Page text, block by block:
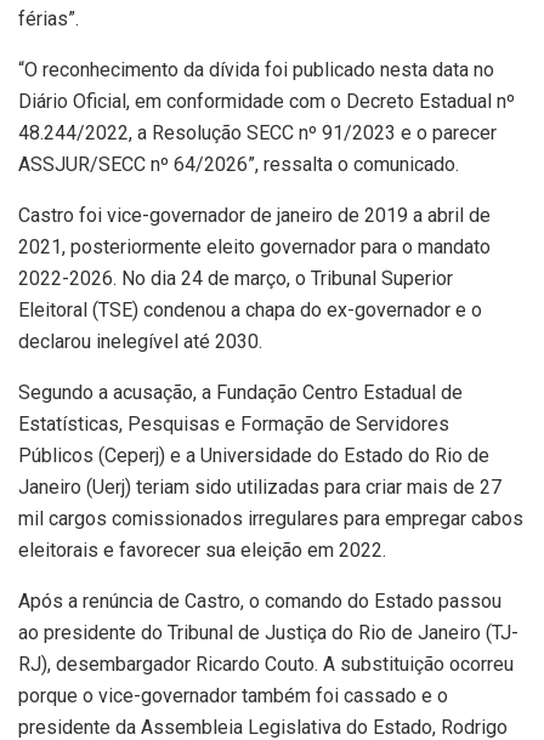
férias”.
“O reconhecimento da dívida foi publicado nesta data no
Diário Oficial, em conformidade com o Decreto Estadual nº
48.244/2022, a Resolução SECC nº 91/2023 e o parecer
ASSJUR/SECC nº 64/2026”, ressalta o comunicado.
Castro foi vice-governador de janeiro de 2019 a abril de
2021, posteriormente eleito governador para o mandato
2022-2026. No dia 24 de março, o Tribunal Superior
Eleitoral (TSE) condenou a chapa do ex-governador e o
declarou inelegível até 2030.
Segundo a acusação, a Fundação Centro Estadual de
Estatísticas, Pesquisas e Formação de Servidores
Públicos (Ceperj) e a Universidade do Estado do Rio de
Janeiro (Uerj) teriam sido utilizadas para criar mais de 27
mil cargos comissionados irregulares para empregar cabos
eleitorais e favorecer sua eleição em 2022.
Após a renúncia de Castro, o comando do Estado passou
ao presidente do Tribunal de Justiça do Rio de Janeiro (TJ-
RJ), desembargador Ricardo Couto. A substituição ocorreu
porque o vice-governador também foi cassado e o
presidente da Assembleia Legislativa do Estado, Rodrigo